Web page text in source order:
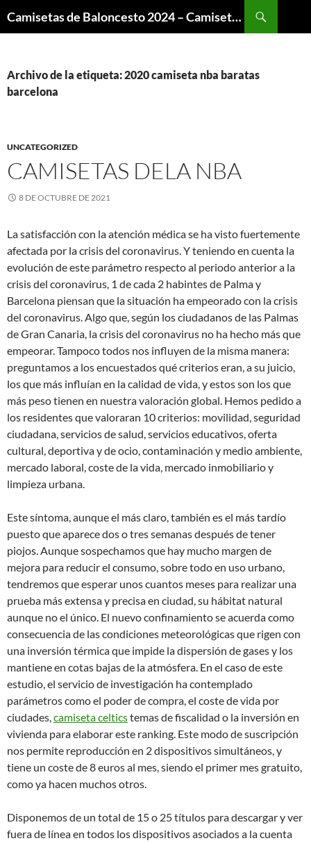
Camisetas de Baloncesto 2024 – Camisetas NBA
Archivo de la etiqueta: 2020 camiseta nba baratas
barcelona
UNCATEGORIZED
CAMISETAS DELA NBA
8 DE OCTUBRE DE 2021
La satisfacción con la atención médica se ha visto fuertemente
afectada por la crisis del coronavirus. Y teniendo en cuenta la
evolución de este parámetro respecto al periodo anterior a la
crisis del coronavirus, 1 de cada 2 habintes de Palma y
Barcelona piensan que la situación ha empeorado con la crisis
del coronavirus. Algo que, según los ciudadanos de las Palmas
de Gran Canaria, la crisis del coronavirus no ha hecho más que
empeorar. Tampoco todos nos influyen de la misma manera:
preguntamos a los encuestados qué criterios eran, a su juicio,
los que más influían en la calidad de vida, y estos son los que
más peso tienen en nuestra valoración global. Hemos pedido a
los residentes que valoraran 10 criterios: movilidad, seguridad
ciudadana, servicios de salud, servicios educativos, oferta
cultural, deportiva y de ocio, contaminación y medio ambiente,
mercado laboral, coste de la vida, mercado inmobiliario y
limpieza urbana.
Este síntoma, aunque el más claro, también es el más tardío
puesto que aparece dos o tres semanas después de tener
piojos. Aunque sospechamos que hay mucho margen de
mejora para reducir el consumo, sobre todo en uso urbano,
tendremos que esperar unos cuantos meses para realizar una
prueba más extensa y precisa en ciudad, su hábitat natural
aunque no el único. El nuevo confinamiento se acuerda como
consecuencia de las condiciones meteorológicas que rigen con
una inversión térmica que impide la dispersión de gases y los
mantiene en cotas bajas de la atmósfera. En el caso de este
estudio, el servicio de investigación ha contemplado
parámetros como el poder de compra, el coste de vida por
ciudades,camiseta celticstemas de fiscalidad o la inversión en
vivienda para elaborar este ranking. Este modo de suscripción
nos permite reproducción en 2 dispositivos simultáneos, y
tiene un coste de 8 euros al mes, siendo el primer mes gratuito,
como ya hacen muchos otros.
Disponemos de un total de 15 o 25 títulos para descargar y ver
fuera de línea en todos los dispositivos asociados a la cuenta